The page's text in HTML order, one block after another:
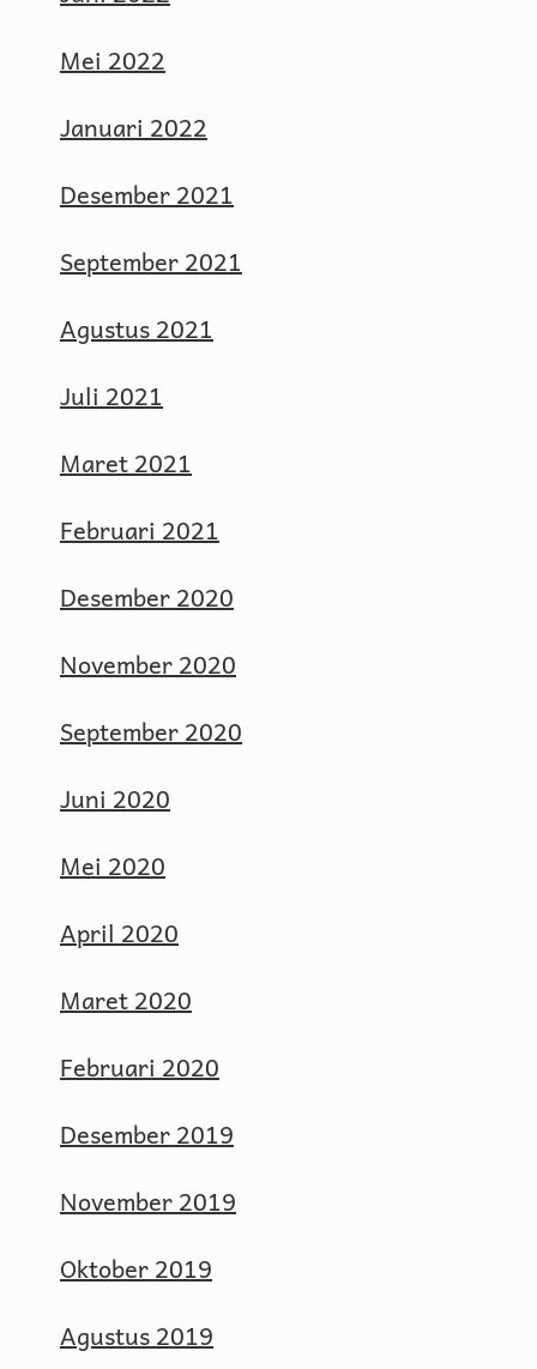
Mei 2022
Januari 2022
Desember 2021
September 2021
Agustus 2021
Juli 2021
Maret 2021
Februari 2021
Desember 2020
November 2020
September 2020
Juni 2020
Mei 2020
April 2020
Maret 2020
Februari 2020
Desember 2019
November 2019
Oktober 2019
Agustus 2019